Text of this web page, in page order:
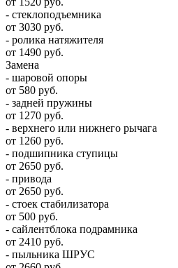
- стеклоподъемника
от 3030 руб.
- ролика натяжителя
от 1490 руб.
Замена
- шаровой опоры
от 580 руб.
- задней пружины
от 1270 руб.
- верхнего или нижнего рычага
от 1260 руб.
- подшипника ступицы
от 2650 руб.
- привода
от 2650 руб.
- стоек стабилизатора
от 500 руб.
- сайлентблока подрамника
от 2410 руб.
- пыльника ШРУС